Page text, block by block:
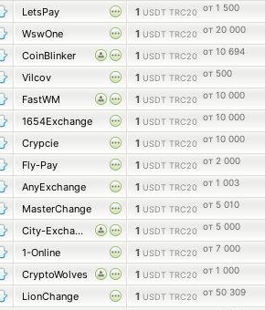
LetsPay
1 USDT TRC20 от 1 500
WswOne
1 USDT TRC20 от 20 000
CoinBlinker
1 USDT TRC20 от 10 694
Vilcov
1 USDT TRC20 от 500
FastWM
1 USDT TRC20 от 10 000
1654Exchange
1 USDT TRC20 от 10 000
Crypcie
1 USDT TRC20 от 10 000
Fly-Pay
1 USDT TRC20 от 2 000
AnyExchange
1 USDT TRC20 от 1 003
MasterChange
1 USDT TRC20 от 5 010
City-Exchange
1 USDT TRC20 от 5 000
1-Online
1 USDT TRC20 от 7 000
CryptoWolves
1 USDT TRC20 от 1 000
LionChange
1 USDT TRC20 от 50 309